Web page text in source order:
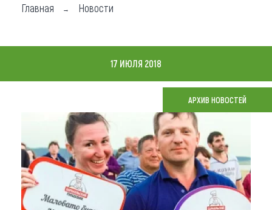
Где остановиться
Что привезти (сувениры)
О регионе
Коллекция впечатлений
Другие рубрики
Главная Новости
17 ИЮЛЯ 2018
АРХИВ НОВОСТЕЙ